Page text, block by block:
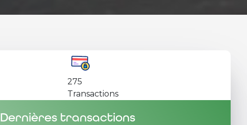
275
Transactions
Dernières transactions